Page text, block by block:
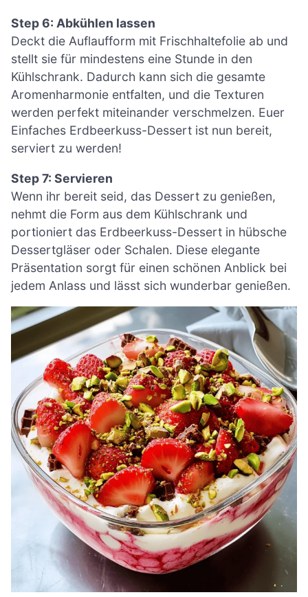
Step 6: Abkühlen lassen
Deckt die Auflaufform mit Frischhaltefolie ab und
stellt sie für mindestens eine Stunde in den
Kühlschrank. Dadurch kann sich die gesamte
Aromenharmonie entfalten, und die Texturen
werden perfekt miteinander verschmelzen. Euer
Einfaches Erdbeerkuss-Dessert ist nun bereit,
serviert zu werden!
Step 7: Servieren
Wenn ihr bereit seid, das Dessert zu genießen,
nehmt die Form aus dem Kühlschrank und
portioniert das Erdbeerkuss-Dessert in hübsche
Dessertgläser oder Schalen. Diese elegante
Präsentation sorgt für einen schönen Anblick bei
jedem Anlass und lässt sich wunderbar genießen.